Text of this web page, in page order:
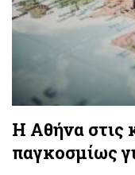
Η Αθήνα στις
παγκοσμίως